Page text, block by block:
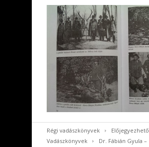
Régi vadászkönyvek
Előjegyezhető
Vadászkönyvek
Dr. Fábián Gyula –